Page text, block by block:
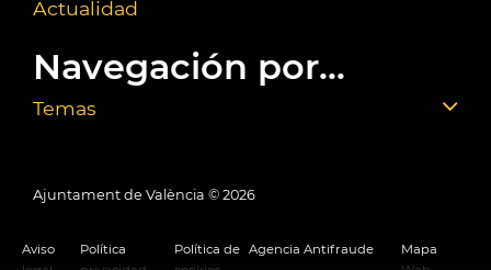
Actualidad
Navegación por...
Temas
Ajuntament de València © 2026
Aviso
Política
Política de Agencia Antifraude
Mapa